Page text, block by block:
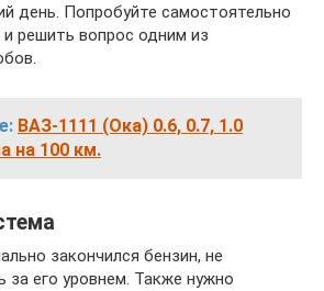
день. Попробуйте самостоятельно
решить вопрос одним из
ВАЗ-1111 (Ока) 0.6, 0.7, 1.0
на 100 км.
закончился бензин, не
за его уровнем. Также нужно